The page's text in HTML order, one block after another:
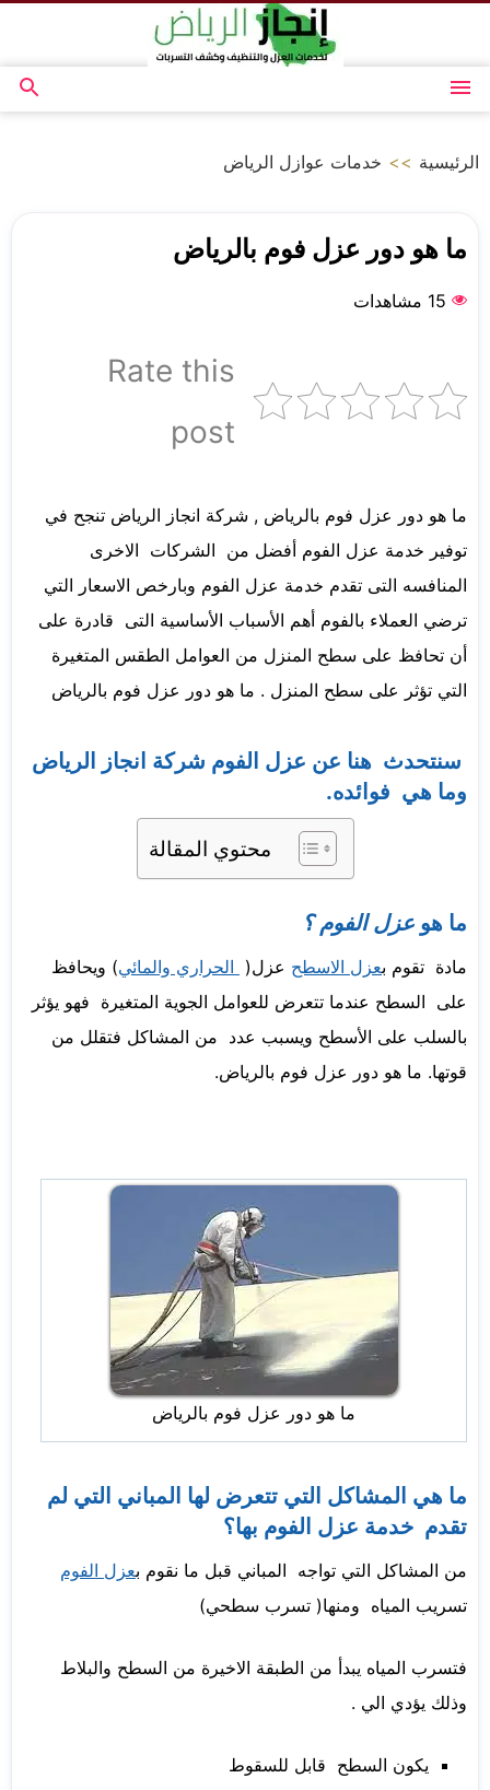
المحتوى
القائمة
بحث
الرئيسية >> خدمات عوازل الرياض
ما هو دور عزل فوم بالرياض
15 مشاهدات
Rate this
post
ما هو دور عزل فوم بالرياض , شركة انجاز الرياض تنجح في
توفير خدمة عزل الفوم أفضل من الشركات الاخرى
المنافسه التى تقدم خدمة عزل الفوم وبارخص الاسعار التي
ترضي العملاء بالفوم أهم الأسباب الأساسية التى قادرة على
أن تحافظ على سطح المنزل من العوامل الطقس المتغيرة
التي تؤثر على سطح المنزل . ما هو دور عزل فوم بالرياض
سنتحدث هنا عن عزل الفوم شركة انجاز الرياض
وما هي فوائده.
محتوي المقالة
ما هو عزل الفوم ؟
مادة تقوم بعزل الاسطح عزل( الحراري والمائي) ويحافظ
على السطح عندما تتعرض للعوامل الجوية المتغيرة فهو يؤثر
بالسلب على الأسطح ويسبب عدد من المشاكل فتقلل من
قوتها. ما هو دور عزل فوم بالرياض.
ما هو دور عزل فوم بالرياض
ما هي المشاكل التي تتعرض لها المباني التي لم
تقدم خدمة عزل الفوم بها؟
من المشاكل التي تواجه المباني قبل ما نقوم بعزل الفوم
تسريب المياه ومنها( تسرب سطحي)
فتسرب المياه يبدأ من الطبقة الاخيرة من السطح والبلاط
وذلك يؤدي الي .
يكون السطح قابل للسقوط